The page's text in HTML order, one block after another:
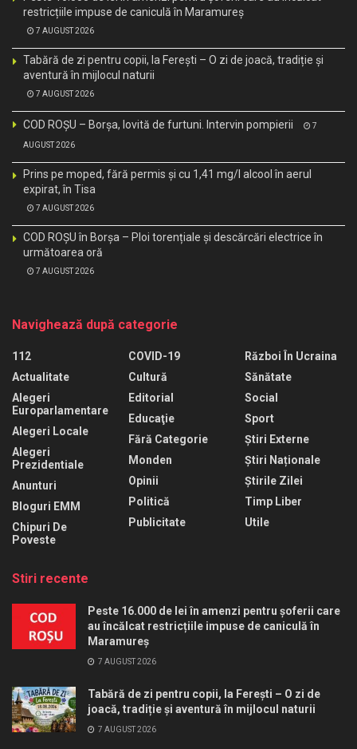
restricțiile impuse de caniculă în Maramureș
7 AUGUST 2026
Tabără de zi pentru copii, la Ferești – O zi de joacă, tradiție și
aventură în mijlocul naturii
7 AUGUST 2026
COD ROȘU – Borșa, lovită de furtuni. Intervin pompierii 7
AUGUST 2026
Prins pe moped, fără permis și cu 1,41 mg/l alcool în aerul
expirat, în Tisa
7 AUGUST 2026
COD ROȘU în Borșa – Ploi torențiale și descărcări electrice în
următoarea oră
7 AUGUST 2026
Navighează după categorie
112
Actualitate
Alegeri
Europarlamentare
Alegeri Locale
Alegeri
Prezidentiale
Anunturi
Bloguri EMM
Chipuri De
Poveste
COVID-19
Cultură
Editorial
Educaţie
Fără Categorie
Monden
Opinii
Politică
Publicitate
Război În Ucraina
Sănătate
Social
Sport
Știri Externe
Știri Naționale
Știrile Zilei
Timp Liber
Utile
Stiri recente
Peste 16.000 de lei în amenzi pentru șoferii care
au încălcat restricțiile impuse de caniculă în
Maramureș
7 AUGUST 2026
Tabără de zi pentru copii, la Ferești – O zi de
joacă, tradiție și aventură în mijlocul naturii
7 AUGUST 2026